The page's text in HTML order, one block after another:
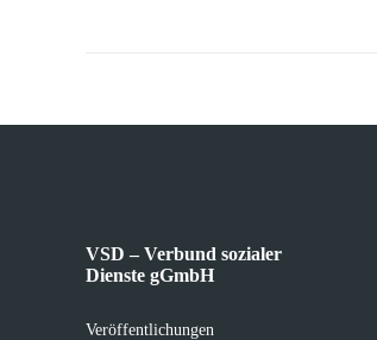
VSD – Verbund sozialer
Dienste gGmbH
Veröffentlichungen